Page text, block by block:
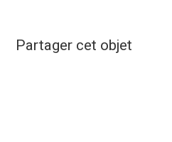
Partager cet objet